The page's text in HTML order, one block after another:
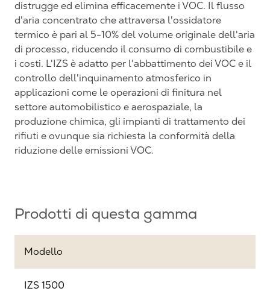
distrugge ed elimina efficacemente i VOC. Il flusso
d'aria concentrato che attraversa l'ossidatore
termico è pari al 5-10% del volume originale dell'aria
di processo, riducendo il consumo di combustibile e
i costi. L'IZS è adatto per l'abbattimento dei VOC e il
controllo dell'inquinamento atmosferico in
applicazioni come le operazioni di finitura nel
settore automobilistico e aerospaziale, la
produzione chimica, gli impianti di trattamento dei
rifiuti e ovunque sia richiesta la conformità della
riduzione delle emissioni VOC.
Prodotti di questa gamma
Modello
IZS 1500